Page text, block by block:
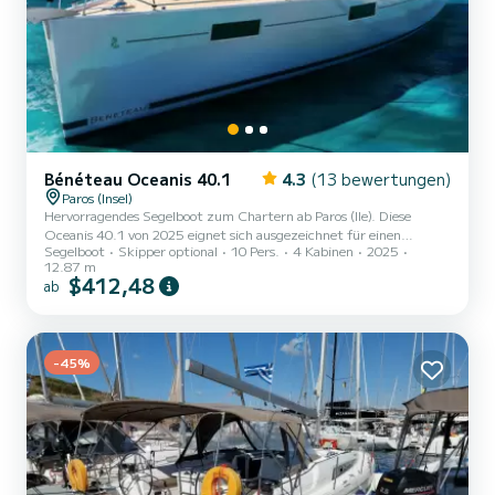
Bénéteau Oceanis 40.1 4.3 (13 bewertungen)
Paros (Insel)
Hervorragendes Segelboot zum Chartern ab Paros (Ile). Diese
Oceanis 40.1 von 2025 eignet sich ausgezeichnet für einen
Bootsurlaub mit Freunden oder Familie. Sie möchten einen
unvergesslichen Törn auf diesem Segelboot mit 13 Metern Länge
verbringen? Sie können mit bis zu 10 Personen an Bord kommen
Rollgroßsegel und einem R...
Segelboot Skipper optional 10 Pers. 4 Kabinen
2025
12.87 m
ab $412,48
-45%